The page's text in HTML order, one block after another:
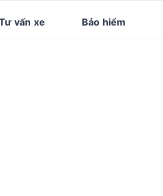
vấn xe Bảo hiểm